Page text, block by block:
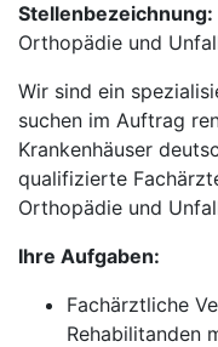
Stellenbezeichnung:
Orthopädie und
Wir sind ein
suchen im Auftrag
Krankenhäuser
qualifizierte
Orthopädie und
Ihre Aufgaben:
Fachärztliche
Rehabilitanden